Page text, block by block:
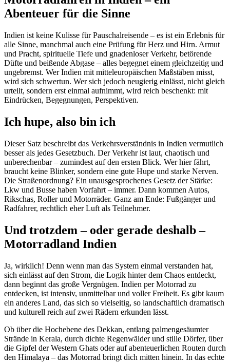
Abenteuer für die Sinne
Indien ist keine Kulisse für Pauschalreisende – es ist ein Erlebnis für
alle Sinne, manchmal auch eine Prüfung für Herz und Hirn. Armut
und Pracht, spirituelle Tiefe und gnadenloser Verkehr, betörende
Düfte und beißende Abgase – alles begegnet einem gleichzeitig und
ungebremst. Wer Indien mit mitteleuropäischen Maßstäben misst,
wird sich schwertun. Wer sich jedoch neugierig einlässt, nicht gleich
urteilt, sondern erst einmal aufnimmt, wird reich beschenkt: mit
Eindrücken, Begegnungen, Perspektiven.
Ich hupe, also bin ich
Dieser Satz beschreibt das Verkehrsverständnis in Indien vermutlich
besser als jedes Gesetzbuch. Der Verkehr ist laut, chaotisch und
unberechenbar – zumindest auf den ersten Blick. Wer hier fährt,
braucht keine Blinker, sondern eine gute Hupe und starke Nerven.
Die Straßenordnung? Ein unausgesprochenes Gesetz der Stärke:
Lkw und Busse haben Vorfahrt – immer. Dann kommen Autos,
Rikschas, Roller und Motorräder. Ganz am Ende: Fußgänger und
Radfahrer, rechtlich eher Luft als Teilnehmer.
Und trotzdem – oder gerade deshalb –
Motorradland Indien
Ja, wirklich! Denn wenn man das System einmal verstanden hat,
sich einlässt auf den Strom, die Logik hinter dem Chaos entdeckt,
dann beginnt das große Vergnügen. Indien per Motorrad zu
entdecken, ist intensiv, unmittelbar und voller Freiheit. Es gibt kaum
ein anderes Land, das sich so vielseitig, so landschaftlich dramatisch
und kulturell reich auf zwei Rädern erkunden lässt.
Ob über die Hochebene des Dekkan, entlang palmengesäumter
Strände in Kerala, durch dichte Regenwälder und stille Dörfer, über
die Gipfel der Western Ghats oder auf abenteuerlichen Routen durch
den Himalaya – das Motorrad bringt dich mitten hinein. In das echte